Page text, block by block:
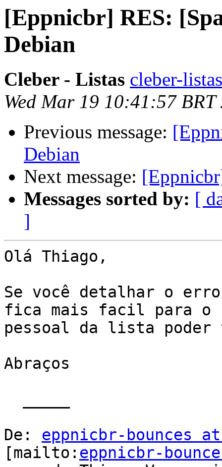
[Eppnicbr] RES:
Debian
Cleber - Listas cleber-
Wed Mar 19 10:41:57 BRT
Previous message:
Debian
Next message:
Messages sorted by: [
]
Olá Thiago,
Se você detalhar o
fica mais facil para o
pessoal da lista poder
Abraços
De: eppnicbr-bounces
[mailto: eppnicbr-